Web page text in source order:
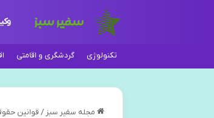
تکنولوژی گردشگری و اقامتی
مجله سفیر سبز / قوانین